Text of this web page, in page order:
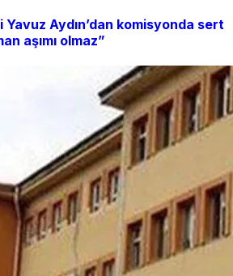
Aydın’dan komisyonda sert
aşımı olmaz”